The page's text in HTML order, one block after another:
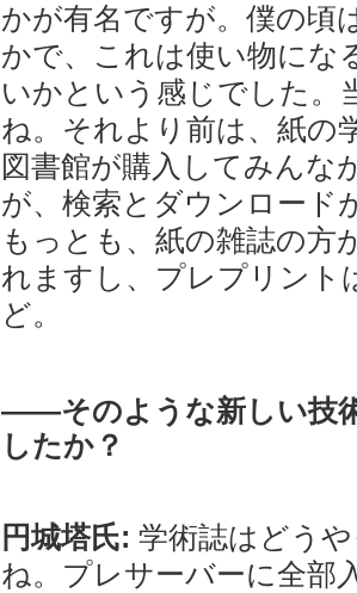
かが有名ですが。僕の頃
かで、これは使い物にな
いかという感じでした。
ね。それより前は、紙の
図書館が購入してみんな
が、検索とダウンロード
もっとも、紙の雑誌の方
れますし、プレプリント
ど。
――そのような新しい技
したか？
円城塔氏: 学術誌はどう
ね。プレサーバーに全部